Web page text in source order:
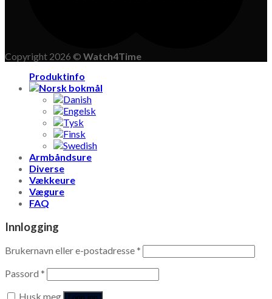
Copyright 2026 © Watch4Time
Produktinfo
Armbåndsure
Diverse
Vækkeure
Vægure
FAQ
Innlogging
Brukernavn eller e-postadresse*
Passord *
Husk meg